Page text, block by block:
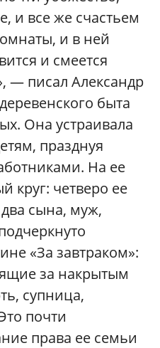
и все же счастьем
и в ней
и смеется
— писал Александр
быта
Она устраивала
празднуя
На ее
круг: четверо ее
сына, муж,
«За завтраком»:
за накрытым
супница,
почти
права ее семьи